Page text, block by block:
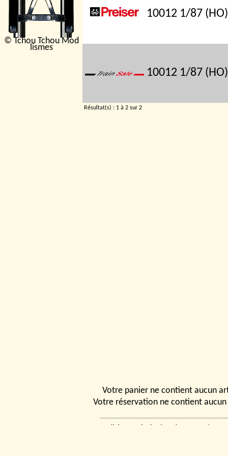
© Tchou Tchou Mod
lismes
10012 1/87 (HO)
10012 1/87 (HO)
Résultat(s) : 1 à 2 sur 2
Votre panier ne contient aucun
Votre réservation ne contient